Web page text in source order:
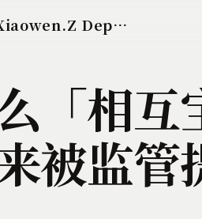
三杯过后 | Xiaowen.Z Deployed
「相互
被监管